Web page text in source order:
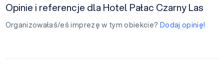
Opinie i referencje dla Hotel Pałac Czarny Las
Organizowałaś/eś imprezę w tym obiekcie? Dodaj opinię!